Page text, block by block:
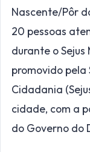
Nascente/Pôr
20 pessoas
durante o
promovido
Cidadania
cidade, com a
do Governo do